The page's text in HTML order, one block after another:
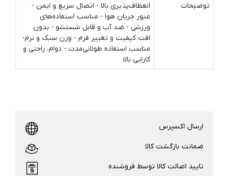
توضیحات
انعطاف‌پذیری بالا - اتصال سریع و ایمن -
عبور جریان هوا - مناسب استفاده‌های
ورزشی - ضد آب و قابل شستشو - بدون
افت کیفیت و تغییر فرم - وزن سبک و نرم-
مناسب استفاده طولانی‌مدت - دوام، راحتی و
کارایی بالا
ارسال اکسپرس
ضمانت بازگشت کالا
تایید اصالت کالا توسط فروشنده